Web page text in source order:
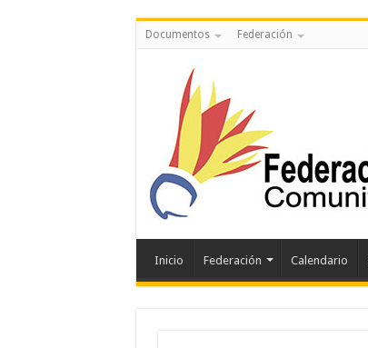
Documentos Federación
Inicio Federación Calendario